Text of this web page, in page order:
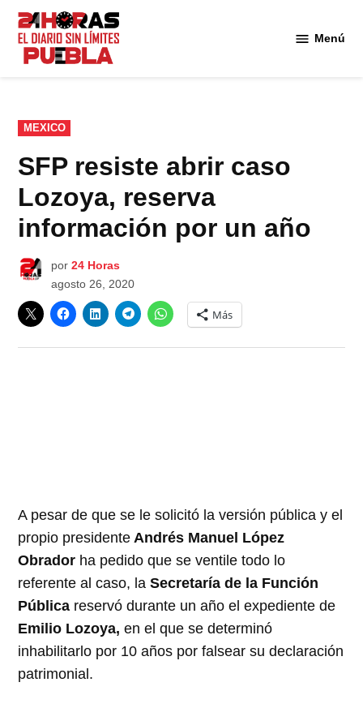
Saltar
contenido
Menú
PUBLICADO
EN
MEXICO
SFP resiste abrir caso
Lozoya, reserva
información por un año
por 24 Horas
agosto 26, 2020
Más
A pesar de que se le solicitó la versión pública y el
propio presidente Andrés Manuel López
Obrador ha pedido que se ventile todo lo
referente al caso, la Secretaría de la Función
Pública reservó durante un año el expediente de
Emilio Lozoya, en el que se determinó
inhabilitarlo por 10 años por falsear su declaración
patrimonial.